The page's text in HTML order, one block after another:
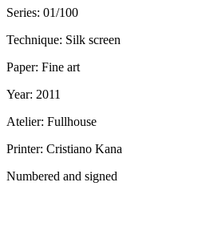
Series: 01/100
Technique: Silk screen
Paper: Fine art
Year: 2011
Atelier: Fullhouse
Printer: Cristiano Kana
Numbered and signed